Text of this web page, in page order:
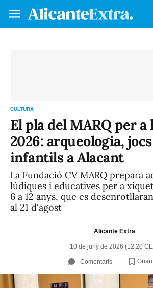
CULTURA
El pla del MARQ per a
2026: arqueologia,
infantils a Alacant
La Fundació CV MARQ prepara
lúdiques i educatives per a
6 a 12 anys, que es
al 21 d'agost
Alicante Extra
10 de juny de 2026 (12:20
Comentaris